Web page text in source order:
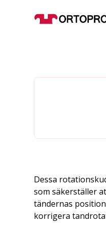
Dessa
som säkerställer
tändernas
korrigera